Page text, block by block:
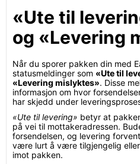
«Ute til
og «Levering
Når du sporer pakken din med
statusmeldinger som «Ute til
«Levering mislyktes». Disse
informasjon om hvor
har skjedd under
«Ute til levering» betyr at
på vei til mottakeradressen.
forsendelsen, og levering
være lurt å være tilgjengelig
imot pakken.